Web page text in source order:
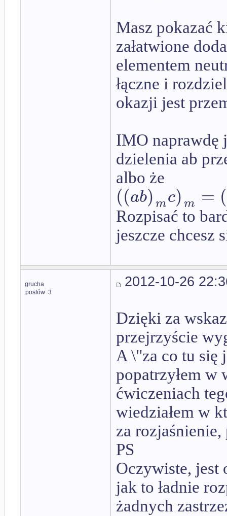
Masz pokazać
załatwione
elementem
łączne i
okazji jest
IMO naprawdę
dzielenia ab
albo że
((ab)mc)m = (
Rozpisać to
jeszcze chcesz
grucha
postów: 3
2012-10-26
Dzięki za
przejrzyście
A \"za co tu się
popatrzyłem w
ćwiczeniach
wiedziałem w
za
PS
Oczywiste, jest
jak to ładnie
żadnych